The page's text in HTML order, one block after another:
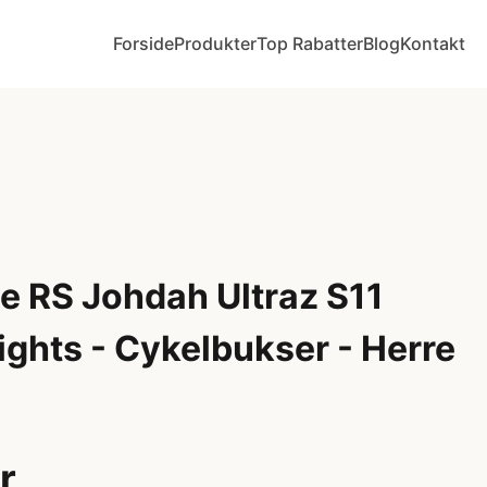
ForsideProdukterTop RabatterBlogKontakt
RS Johdah Ultraz S11
- Cykelbukser - Herre